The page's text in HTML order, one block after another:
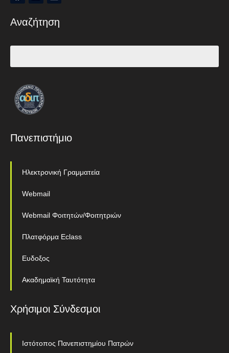
Αναζήτηση
Πανεπιστήμιο
Ηλεκτρονική Γραμματεία
Webmail
Webmail Φοιτητών/Φοιτητριών
Πλατφόρμα Eclass
Ευδοξος
Ακαδημαϊκή Ταυτότητα
Χρήσιμοι Σύνδεσμοι
Ιστότοπος Πανεπιστημίου Πατρών